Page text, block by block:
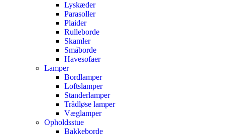
Lyskæder
Parasoller
Plaider
Rulleborde
Skamler
Småborde
Havesofaer
Lamper
Bordlamper
Loftslamper
Standerlamper
Trådløse lamper
Væglamper
Opholdsstue
Bakkeborde